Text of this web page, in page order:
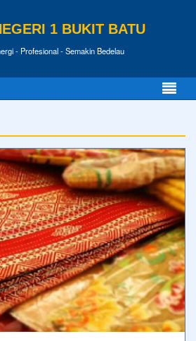
1 BUKIT BATU
- Profesional - Semakin Bedelau